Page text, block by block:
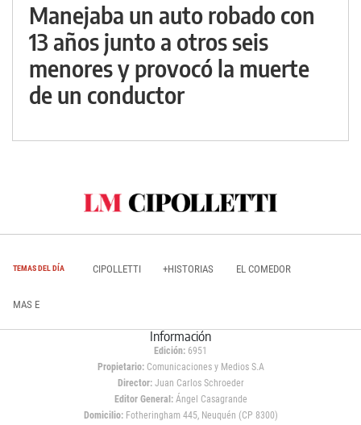
Manejaba un auto robado con
13 años junto a otros seis
menores y provocó la muerte
de un conductor
TEMAS DEL DÍA CIPOLLETTI +HISTORIAS EL COMEDOR
MAS E
Información
Edición: 6951
Propietario:Comunicaciones y Medios S.A
Director: Juan Carlos Schroeder
Editor General:Ángel Casagrande
Domicilio:Fotheringham 445, Neuquén (CP 8300)